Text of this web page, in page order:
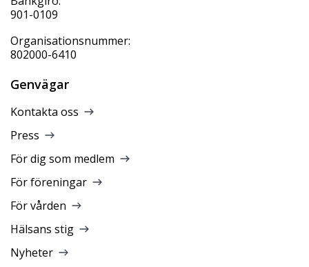
901-0109
Organisationsnummer:
802000-6410
Genvägar
Kontakta oss
Press
För dig som medlem
För föreningar
För vården
Hälsans stig
Nyheter